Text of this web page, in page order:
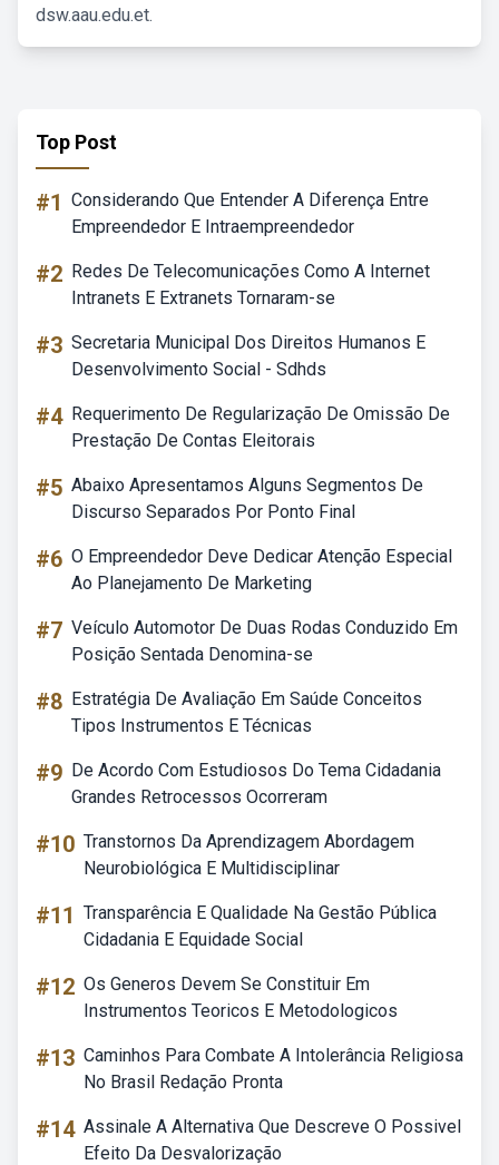
dsw.aau.edu.et.
Top Post
#1 Considerando Que Entender A Diferença Entre
Empreendedor E Intraempreendedor
#2 Redes De Telecomunicações Como A Internet
Intranets E Extranets Tornaram-se
#3 Secretaria Municipal Dos Direitos Humanos E
Desenvolvimento Social - Sdhds
#4 Requerimento De Regularização De Omissão De
Prestação De Contas Eleitorais
#5 Abaixo Apresentamos Alguns Segmentos De
Discurso Separados Por Ponto Final
#6 O Empreendedor Deve Dedicar Atenção Especial
Ao Planejamento De Marketing
#7 Veículo Automotor De Duas Rodas Conduzido Em
Posição Sentada Denomina-se
#8 Estratégia De Avaliação Em Saúde Conceitos
Tipos Instrumentos E Técnicas
#9 De Acordo Com Estudiosos Do Tema Cidadania
Grandes Retrocessos Ocorreram
#10 Transtornos Da Aprendizagem Abordagem
Neurobiológica E Multidisciplinar
#11 Transparência E Qualidade Na Gestão Pública
Cidadania E Equidade Social
#12 Os Generos Devem Se Constituir Em
Instrumentos Teoricos E Metodologicos
#13 Caminhos Para Combate A Intolerância Religiosa
No Brasil Redação Pronta
#14 Assinale A Alternativa Que Descreve O Possivel
Efeito Da Desvalorização